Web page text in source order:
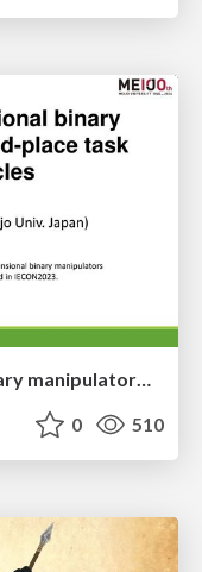
Design of three-dimensional binary manipulators for pick-and-place task avoiding obstacles (IECON2024)
0 510